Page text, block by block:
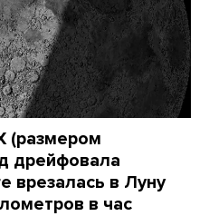
(размером
дрейфовала
врезалась в Луну
в час